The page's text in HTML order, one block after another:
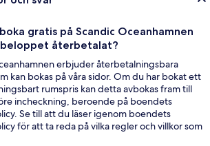
gratis på Scandic Oceanhamnen
beloppet återbetalat?
erbjuder återbetalningsbara
kan bokas på våra sidor. Om du har bokat ett
rumspris kan detta avbokas fram till
incheckning, beroende på boendets
Se till att du läser igenom boendets
för att ta reda på vilka regler och villkor som